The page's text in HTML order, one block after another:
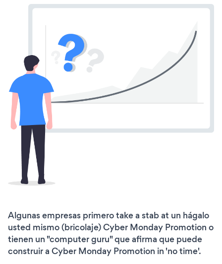
Algunas empresas primero take a stab at un hágalo
usted mismo (bricolaje) Cyber Monday Promotion o
tienen un "computer guru" que afirma que puede
construir a Cyber Monday Promotion in 'no time'.